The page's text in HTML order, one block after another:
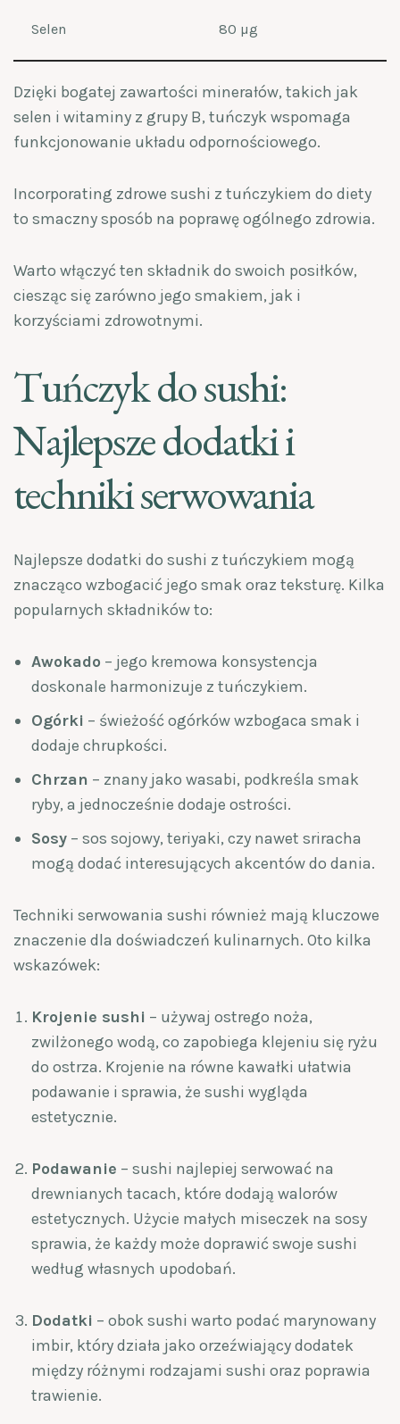
Selen 80 µg
Dzięki bogatej zawartości minerałów, takich jak
selen i witaminy z grupy B, tuńczyk wspomaga
funkcjonowanie układu odpornościowego.
Incorporating zdrowe sushi z tuńczykiem do diety
to smaczny sposób na poprawę ogólnego zdrowia.
Warto włączyć ten składnik do swoich posiłków,
ciesząc się zarówno jego smakiem, jak i
korzyściami zdrowotnymi.
Tuńczyk do sushi:
Najlepsze dodatki i
techniki serwowania
Najlepsze dodatki do sushi z tuńczykiem mogą
znacząco wzbogacić jego smak oraz teksturę. Kilka
popularnych składników to:
Awokado – jego kremowa konsystencja
doskonale harmonizuje z tuńczykiem.
Ogórki – świeżość ogórków wzbogaca smak i
dodaje chrupkości.
Chrzan – znany jako wasabi, podkreśla smak
ryby, a jednocześnie dodaje ostrości.
Sosy – sos sojowy, teriyaki, czy nawet sriracha
mogą dodać interesujących akcentów do dania.
Techniki serwowania sushi również mają kluczowe
znaczenie dla doświadczeń kulinarnych. Oto kilka
wskazówek:
Krojenie sushi – używaj ostrego noża,
zwilżonego wodą, co zapobiega klejeniu się ryżu
do ostrza. Krojenie na równe kawałki ułatwia
podawanie i sprawia, że sushi wygląda
estetycznie.
Podawanie – sushi najlepiej serwować na
drewnianych tacach, które dodają walorów
estetycznych. Użycie małych miseczek na sosy
sprawia, że każdy może doprawić swoje sushi
według własnych upodobań.
Dodatki – obok sushi warto podać marynowany
imbir, który działa jako orzeźwiający dodatek
między różnymi rodzajami sushi oraz poprawia
trawienie.